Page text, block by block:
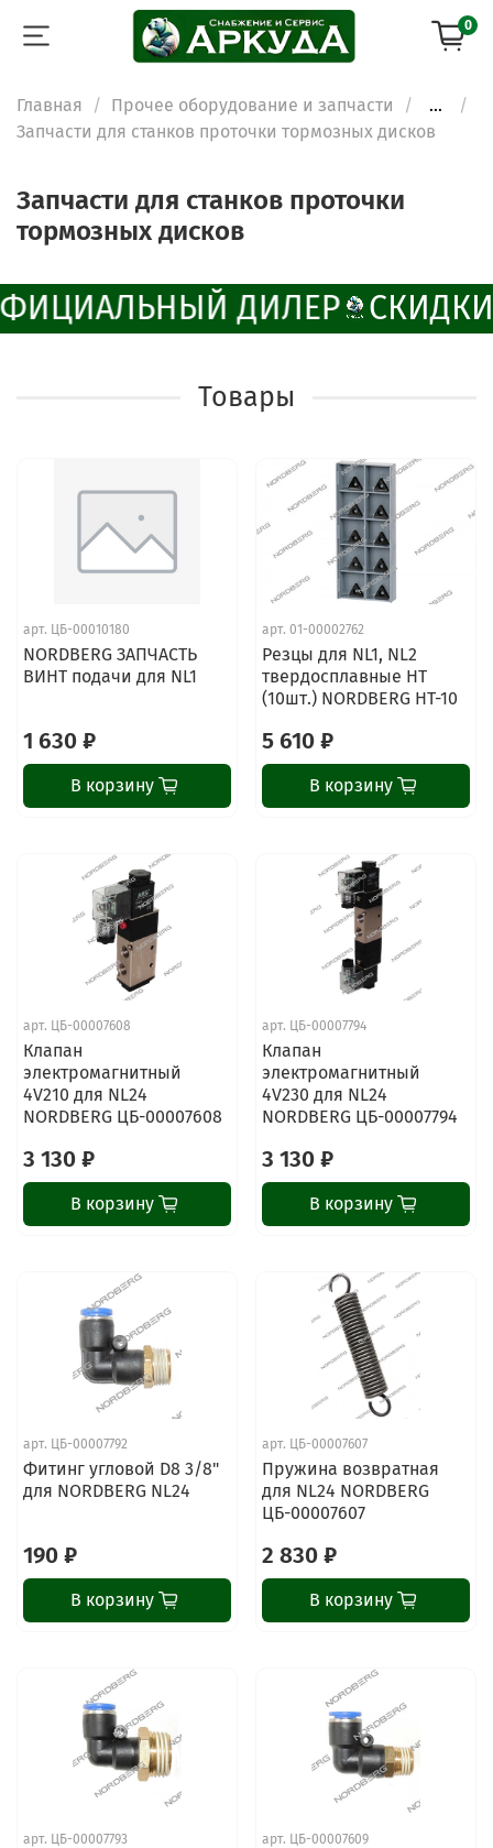
0
Главная Прочее оборудование и запчасти
...
Запчасти для станков проточки тормозных дисков
Запчасти для станков проточки
тормозных дисков
ДИЛЕР СКИДКИ
Товары
арт. ЦБ-00010180
NORDBERG ЗАПЧАСТЬ
ВИНТ подачи для NL1
1 630 ₽
В корзину
арт. 01-00002762
Резцы для NL1, NL2
твердосплавные HT
(10шт.) NORDBERG HT-10
5 610 ₽
В корзину
арт. ЦБ-00007608
Клапан
электромагнитный
4V210 для NL24
NORDBERG ЦБ-00007608
3 130 ₽
В корзину
арт. ЦБ-00007794
Клапан
электромагнитный
4V230 для NL24
NORDBERG ЦБ-00007794
3 130 ₽
В корзину
арт. ЦБ-00007792
Фитинг угловой D8 3/8"
для NORDBERG NL24
190 ₽
В корзину
арт. ЦБ-00007607
Пружина возвратная
для NL24 NORDBERG
ЦБ-00007607
2 830 ₽
В корзину
арт. ЦБ-00007793 арт. ЦБ-00007609